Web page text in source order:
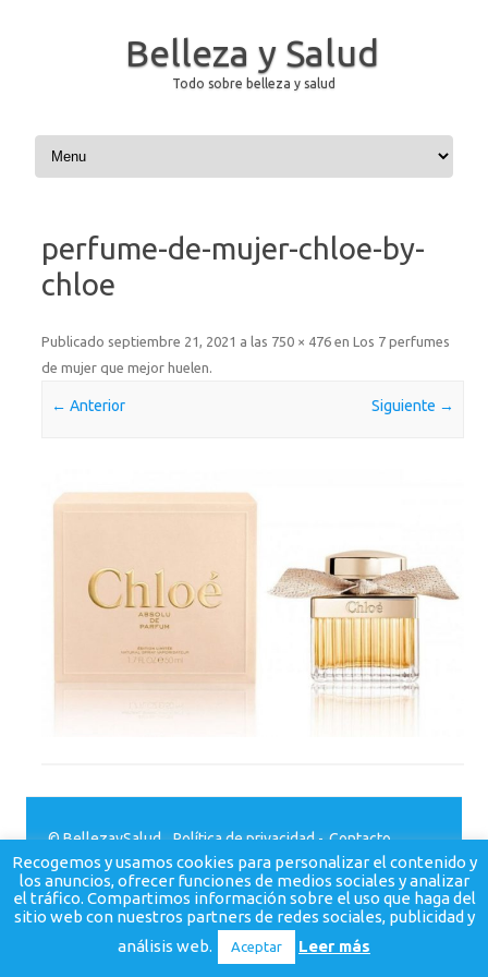
Belleza y Salud
Todo sobre belleza y salud
Saltar al contenido
perfume-de-mujer-chloe-by-
chloe
Publicado septiembre 21, 2021 a las 750 × 476 en Los 7 perfumes
de mujer que mejor huelen.
← Anterior Siguiente →
© BellezaySalud. Política de privacidad- Contacto
Recogemos y usamos cookies para personalizar el contenido y
los anuncios, ofrecer funciones de medios sociales y analizar
el tráfico. Compartimos información sobre el uso que haga del
sitio web con nuestros partners de redes sociales, publicidad y
análisis web.
Aceptar Leer más